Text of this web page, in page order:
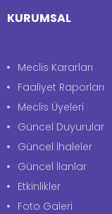
KURUMSAL
Meclis Kararları
Faaliyet Raporları
Meclis Üyeleri
Güncel Duyurular
Güncel İhaleler
Güncel İlanlar
Etkinlikler
Foto Galeri